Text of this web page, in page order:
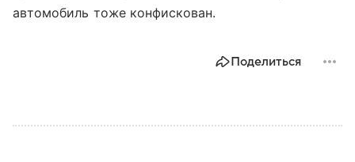
автомобиль тоже конфискован.
Поделиться